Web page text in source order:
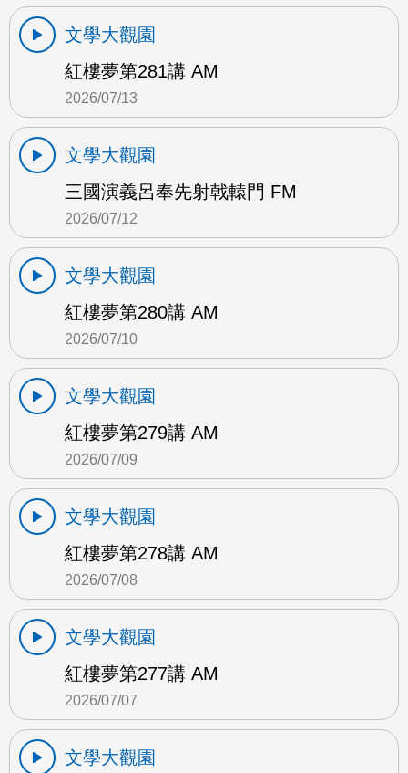
文學大觀園
紅樓夢第281講 AM
2026/07/13
文學大觀園
三國演義呂奉先射戟轅門 FM
2026/07/12
文學大觀園
紅樓夢第280講 AM
2026/07/10
文學大觀園
紅樓夢第279講 AM
2026/07/09
文學大觀園
紅樓夢第278講 AM
2026/07/08
文學大觀園
紅樓夢第277講 AM
2026/07/07
文學大觀園